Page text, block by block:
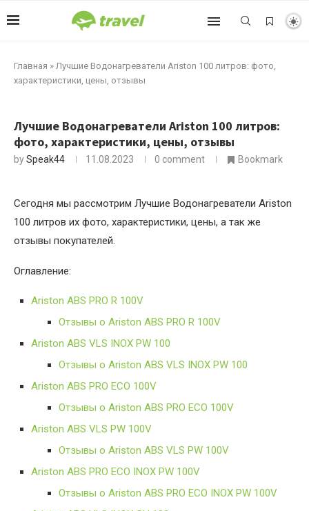
Главная » Лучшие Водонагреватели Ariston 100 литров: фото,
характеристики, цены, отзывы
Лучшие Водонагреватели Ariston 100 литров:
фото, характеристики, цены, отзывы
bySpeak44 11.08.2023 0 comment Bookmark
Сегодня мы рассмотрим Лучшие Водонагреватели Ariston
100 литров их фото, характеристики, цены, а так же
отзывы покупателей.
Оглавление:
Ariston ABS PRO R 100V
Отзывы о Ariston ABS PRO R 100V
Ariston ABS VLS INOX PW 100
Отзывы о Ariston ABS VLS INOX PW 100
Ariston ABS PRO ECO 100V
Отзывы о Ariston ABS PRO ECO 100V
Ariston ABS VLS PW 100V
Отзывы о Ariston ABS VLS PW 100V
Ariston ABS PRO ECO INOX PW 100V
Отзывы о Ariston ABS PRO ECO INOX PW 100V